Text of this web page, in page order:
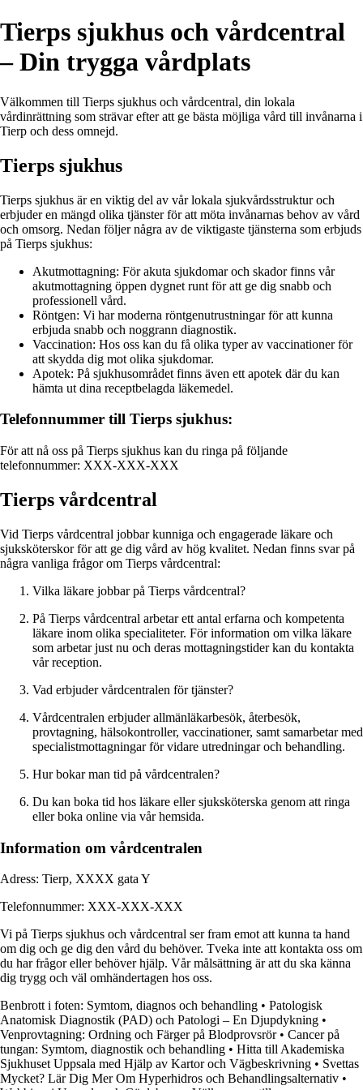
Tierps sjukhus och vårdcentral
– Din trygga vårdplats
Välkommen till Tierps sjukhus och vårdcentral, din lokala
vårdinrättning som strävar efter att ge bästa möjliga vård till invånarna i
Tierp och dess omnejd.
Tierps sjukhus
Tierps sjukhus är en viktig del av vår lokala sjukvårdsstruktur och
erbjuder en mängd olika tjänster för att möta invånarnas behov av vård
och omsorg. Nedan följer några av de viktigaste tjänsterna som erbjuds
på Tierps sjukhus:
Akutmottagning: För akuta sjukdomar och skador finns vår
akutmottagning öppen dygnet runt för att ge dig snabb och
professionell vård.
Röntgen: Vi har moderna röntgenutrustningar för att kunna
erbjuda snabb och noggrann diagnostik.
Vaccination: Hos oss kan du få olika typer av vaccinationer för
att skydda dig mot olika sjukdomar.
Apotek: På sjukhusområdet finns även ett apotek där du kan
hämta ut dina receptbelagda läkemedel.
Telefonnummer till Tierps sjukhus:
För att nå oss på Tierps sjukhus kan du ringa på följande
telefonnummer: XXX-XXX-XXX
Tierps vårdcentral
Vid Tierps vårdcentral jobbar kunniga och engagerade läkare och
sjuksköterskor för att ge dig vård av hög kvalitet. Nedan finns svar på
några vanliga frågor om Tierps vårdcentral:
Vilka läkare jobbar på Tierps vårdcentral?
På Tierps vårdcentral arbetar ett antal erfarna och kompetenta
läkare inom olika specialiteter. För information om vilka läkare
som arbetar just nu och deras mottagningstider kan du kontakta
vår reception.
Vad erbjuder vårdcentralen för tjänster?
Vårdcentralen erbjuder allmänläkarbesök, återbesök,
provtagning, hälsokontroller, vaccinationer, samt samarbetar med
specialistmottagningar för vidare utredningar och behandling.
Hur bokar man tid på vårdcentralen?
Du kan boka tid hos läkare eller sjuksköterska genom att ringa
eller boka online via vår hemsida.
Information om vårdcentralen
Adress: Tierp, XXXX gata Y
Telefonnummer: XXX-XXX-XXX
Vi på Tierps sjukhus och vårdcentral ser fram emot att kunna ta hand
om dig och ge dig den vård du behöver. Tveka inte att kontakta oss om
du har frågor eller behöver hjälp. Vår målsättning är att du ska känna
dig trygg och väl omhändertagen hos oss.
Benbrott i foten: Symtom, diagnos och behandling • Patologisk
Anatomisk Diagnostik (PAD) och Patologi – En Djupdykning •
Venprovtagning: Ordning och Färger på Blodprovsrör• Cancer på
tungan: Symtom, diagnostik och behandling • Hitta till Akademiska
Sjukhuset Uppsala med Hjälp av Kartor och Vägbeskrivning • Svettas
Mycket? Lär Dig Mer Om Hyperhidros och Behandlingsalternativ •